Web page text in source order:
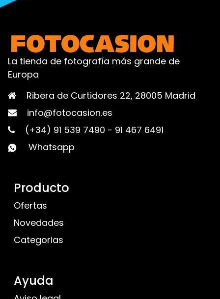
La tienda de fotografía más grande de
Europa
Ribera de Curtidores 22, 28005 Madrid
info@fotocasion.es
(+34) 91 539 7490 - 91 467 6491
Whatsapp
Producto
Ofertas
Novedades
Categorias
Ayuda